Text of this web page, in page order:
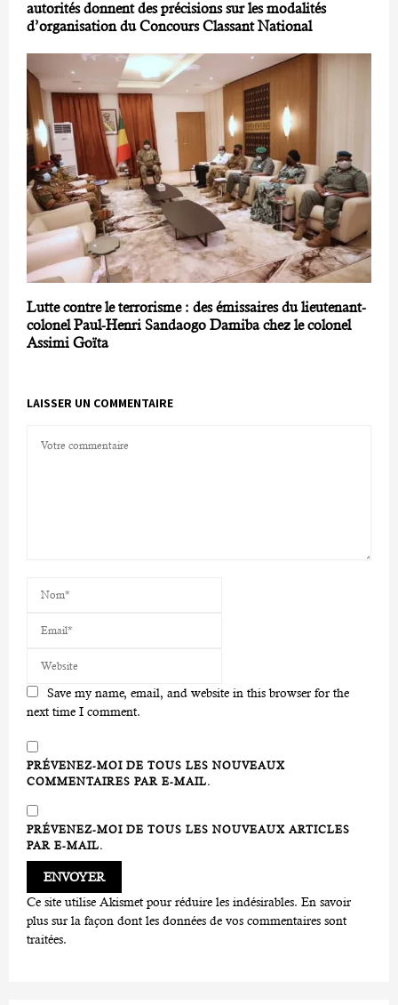
autorités donnent des précisions sur les modalités
d’organisation du Concours Classant National
Lutte contre le terrorisme : des émissaires du lieutenant-
colonel Paul-Henri Sandaogo Damiba chez le colonel
Assimi Goïta
LAISSER UN COMMENTAIRE
Save my name, email, and website in this browser for the
next time I comment.
PRÉVENEZ-MOI DE TOUS LES NOUVEAUX
COMMENTAIRES PAR E-MAIL.
PRÉVENEZ-MOI DE TOUS LES NOUVEAUX ARTICLES
PAR E-MAIL.
Ce site utilise Akismet pour réduire les indésirables. En savoir
plus sur la façon dont les données de vos commentaires sont
traitées.